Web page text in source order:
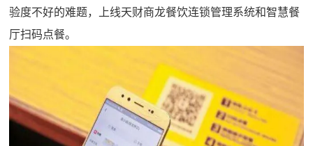
验度不好的难题，上线天财商龙餐饮连锁管理系统和智慧餐
厅扫码点餐。